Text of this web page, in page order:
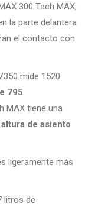
300 Tech MAX,
la parte delantera
el contacto con
mide 1520
795
MAX tiene una
altura de asiento
ligeramente más
litros de